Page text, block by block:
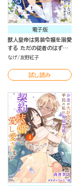
電子版
獣人皇帝は男装令嬢を溺愛
する ただの従者のはずで
すが！ コミック版 （1）
なげ 友野紅子
試し読み